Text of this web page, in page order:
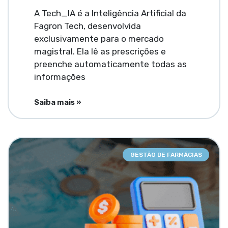
A Tech_IA é a Inteligência Artificial da
Fagron Tech, desenvolvida
exclusivamente para o mercado
magistral. Ela lê as prescrições e
preenche automaticamente todas as
informações
Saiba mais »
GESTÃO DE FARMÁCIAS